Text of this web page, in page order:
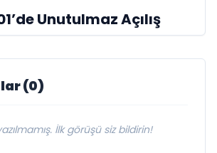
Unutulmaz Açılış
(0)
İlk görüşü siz bildirin!